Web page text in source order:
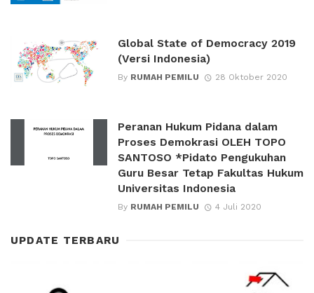
Global State of Democracy 2019
(Versi Indonesia)
By RUMAH PEMILU 28 Oktober 2020
Peranan Hukum Pidana dalam
Proses Demokrasi OLEH TOPO
SANTOSO *Pidato Pengukuhan
Guru Besar Tetap Fakultas Hukum
Universitas Indonesia
By RUMAH PEMILU 4 Juli 2020
UPDATE TERBARU